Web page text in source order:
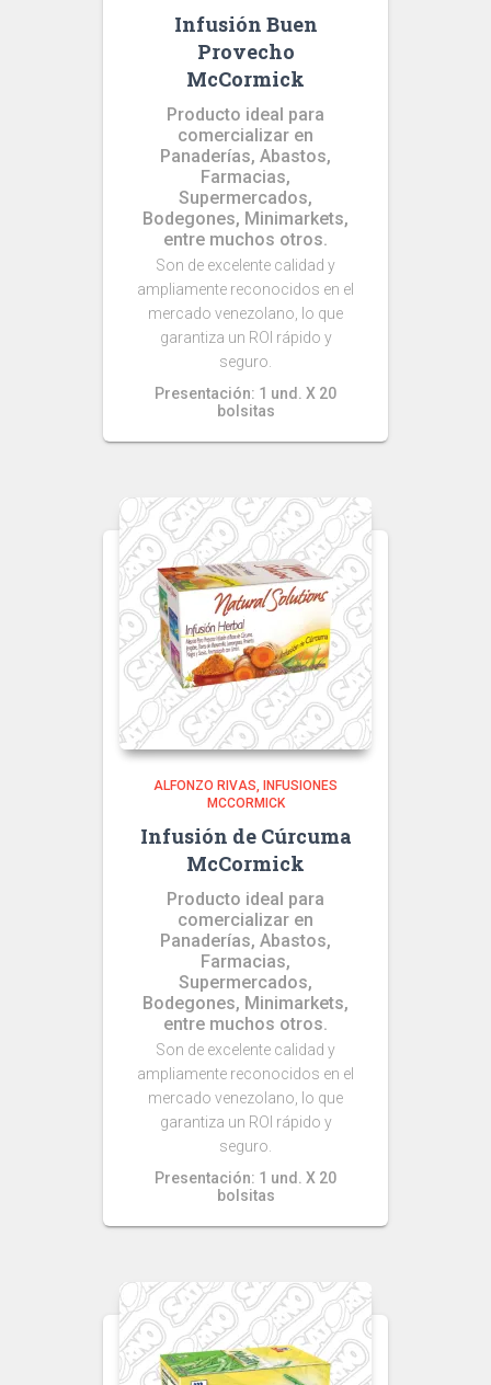
Infusión Buen
Provecho
McCormick
Producto ideal para
comercializar en
Panaderías, Abastos,
Farmacias,
Supermercados,
Bodegones, Minimarkets,
entre muchos otros.
Son de excelente calidad y
ampliamente reconocidos en el
mercado venezolano, lo que
garantiza un ROI rápido y
seguro.
Presentación: 1 und. X 20
bolsitas
ALFONZO RIVAS
INFUSIONES
MCCORMICK
Infusión de Cúrcuma
McCormick
Producto ideal para
comercializar en
Panaderías, Abastos,
Farmacias,
Supermercados,
Bodegones, Minimarkets,
entre muchos otros.
Son de excelente calidad y
ampliamente reconocidos en el
mercado venezolano, lo que
garantiza un ROI rápido y
seguro.
Presentación: 1 und. X 20
bolsitas